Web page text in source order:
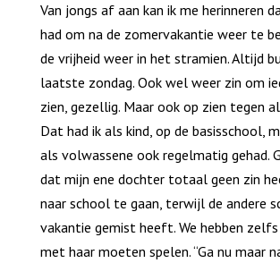
Van jongs af aan kan ik me herinneren
had om na de zomervakantie weer te
de vrijheid weer in het stramien. Altijd
laatste zondag. Ook wel weer zin om
zien, gezellig. Maar ook op zien tegen
Dat had ik als kind, op de basisschool,
als volwassene ook regelmatig gehad.
dat mijn ene dochter totaal geen zin
naar school te gaan, terwijl de andere
vakantie gemist heeft. We hebben
met haar moeten spelen. “Ga nu maar